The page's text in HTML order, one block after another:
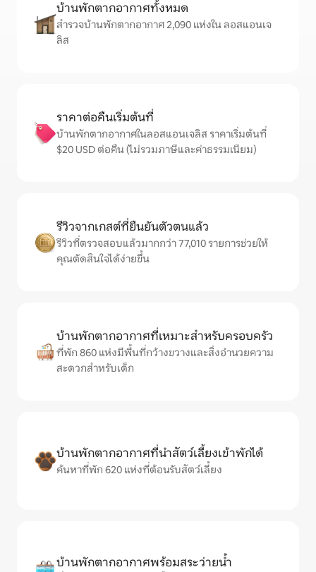
บ้านพักตากอากาศทั้งหมด
สำรวจบ้านพักตากอากาศ 2,090 แห่งใน ลอสแอนเจ
ลิส
ราคาต่อคืนเริ่มต้นที่
บ้านพักตากอากาศในลอสแอนเจลิส ราคาเริ่มต้นที่
$20 USD ต่อคืน (ไม่รวมภาษีและค่าธรรมเนียม)
รีวิวจากเกสต์ที่ยืนยันตัวตนแล้ว
รีวิวที่ตรวจสอบแล้วมากกว่า 77,010 รายการช่วยให้
คุณตัดสินใจได้ง่ายขึ้น
บ้านพักตากอากาศที่เหมาะสำหรับครอบครัว
ที่พัก 860 แห่งมีพื้นที่กว้างขวางและสิ่งอำนวยความ
สะดวกสำหรับเด็ก
บ้านพักตากอากาศที่นำสัตว์เลี้ยงเข้าพักได้
ค้นหาที่พัก 620 แห่งที่ต้อนรับสัตว์เลี้ยง
บ้านพักตากอากาศพร้อมสระว่ายน้ำ